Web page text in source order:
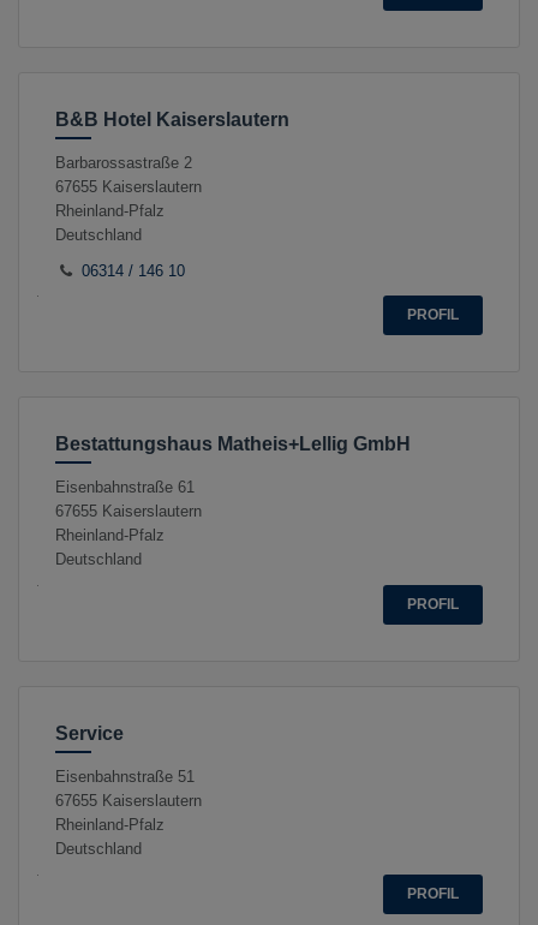
B&B Hotel Kaiserslautern
Barbarossastraße 2
67655 Kaiserslautern
Rheinland-Pfalz
Deutschland
06314 / 146 10
PROFIL
Bestattungshaus Matheis+Lellig GmbH
Eisenbahnstraße 61
67655 Kaiserslautern
Rheinland-Pfalz
Deutschland
PROFIL
Service
Eisenbahnstraße 51
67655 Kaiserslautern
Rheinland-Pfalz
Deutschland
PROFIL